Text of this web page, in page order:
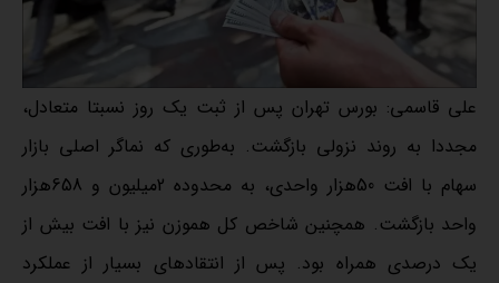
علی قاسمی: بورس تهران پس از ثبت یک روز نسبتا متعادل،
مجددا به روند نزولی بازگشت. به‌‌طوری که نماگر اصلی بازار
سهام با افت 50هزار واحدی، به محدوده 2میلیون و 658هزار
واحد بازگشت. همچنین شاخص کل هموزن نیز با افت بیش از
یک درصدی همراه بود. پس از انتقادهای بسیار از عملکرد